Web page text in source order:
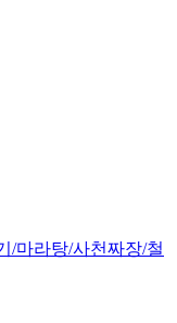
/마라탕/사천짜장/철